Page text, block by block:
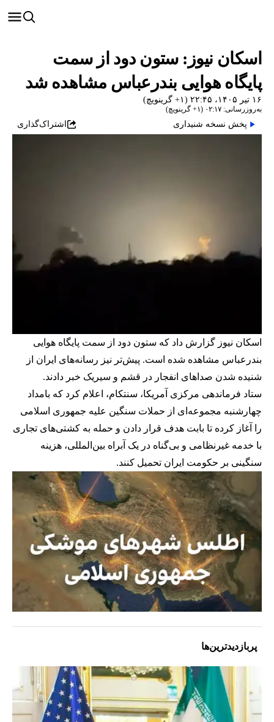
اسکان نیوز: ستون دود از سمت
پایگاه هوایی بندرعباس مشاهده شد
۱۶ تیر ۱۴۰۵، ۲۲:۴۵ (‎+۱ گرینویچ)
به‌روزرسانی: ۰۲:۱۷ (‎+۱ گرینویچ)
پخش نسخه شنیداری اشتراک‌گذاری
اسکان نیوز گزارش داد که ستون دود از سمت پایگاه هوایی
بندرعباس مشاهده شده است. پیش‌تر نیز رسانه‌های ایران از
شنیده شدن صداهای انفجار در قشم و سیریک خبر دادند.
ستاد فرماندهی مرکزی آمریکا، سنتکام، اعلام کرد که بامداد
چهارشنبه مجموعه‌ای از حملات سنگین علیه جمهوری اسلامی
را آغاز کرده‌ تا بابت هدف قرار دادن و حمله به کشتی‌های تجاری
با خدمه غیرنظامی و بی‌گناه در یک آبراه بین‌المللی، هزینه
سنگینی بر حکومت ایران تحمیل کنند.
پربازدیدترین‌ها